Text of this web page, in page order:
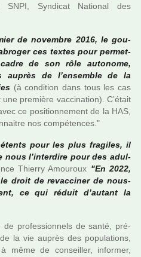
SNPI, Syndicat National des
de novem­bre 2016, le gou­
ces textes pour per­­met­­
de son rôle auto­­nome,
auprès de l’ensem­­ble de la
(à condi­­tion dans tous les cas
pre­­mière vac­­ci­­na­­tion). C’était
ce posi­tion­ne­ment de la HAS,
nos com­pé­ten­ces."
pour les plus fra­gi­les, il
nous l’inter­dire pour des adul­
Thierry Amouroux "En 2022,
droit de revac­ci­ner de nous-
ce qui réduit d’autant la
de pro­fes­sion­nels de santé, pré­
la vie auprès des popu­la­tions,
même de conseiller, infor­mer,